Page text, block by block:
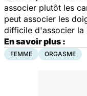
associer plutôt les
peut associer les
difficile d'associer la
En savoir plus :
FEMME ORGASME